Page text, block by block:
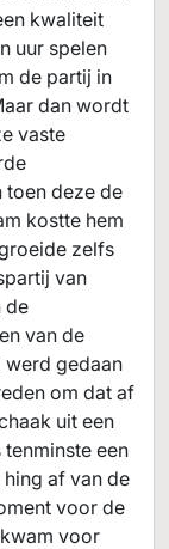
kwaliteit
uur spelen
de partij in
dan wordt
vaste
toen deze de
kostte hem
zelfs
van
de
van de
werd gedaan
om dat af
uit een
een
af van de
voor de
voor